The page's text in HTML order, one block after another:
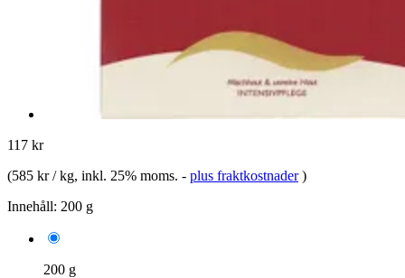
117 kr
(585 kr / kg, inkl. 25% moms. - plus fraktkostnader )
Innehåll: 200 g
200 g